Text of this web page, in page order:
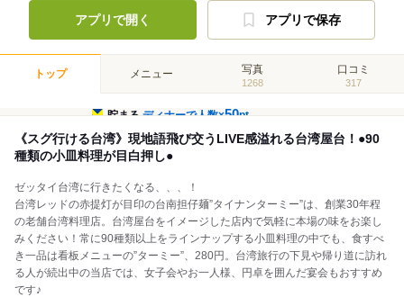
アプリで開く アプリで保存
トップ メニュー 写真
1268
口コミ
317
貯まるディナーで人数×50pt
《スグ行ける台湾》現地語飛び交うLIVE感溢れる台湾屋台！●90
種類の小皿料理が目白押し●
ゼッタイ台湾に行きたくなる、、、！
台湾レッドの赤提灯が目印の台南担仔麺”タイナンターミー”は、創業30年程
の老舗台湾料理店。台湾屋台をイメージした店内で気軽に本場の味をお楽し
みください！常に90種類以上をラインナップする小皿料理の中でも、食すべ
き一品は看板メニューの”ターミー”、280円。台湾旅行の下見や帰り道に訪れ
る人が続出中の当店では、女子会やお一人様、円卓を囲んだ宴会もおすすめ
です♪